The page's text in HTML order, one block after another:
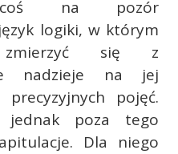
na pozór
logiki, w którym
się z
nadzieje na jej
pojęć.
jednak poza tego
Dla niego